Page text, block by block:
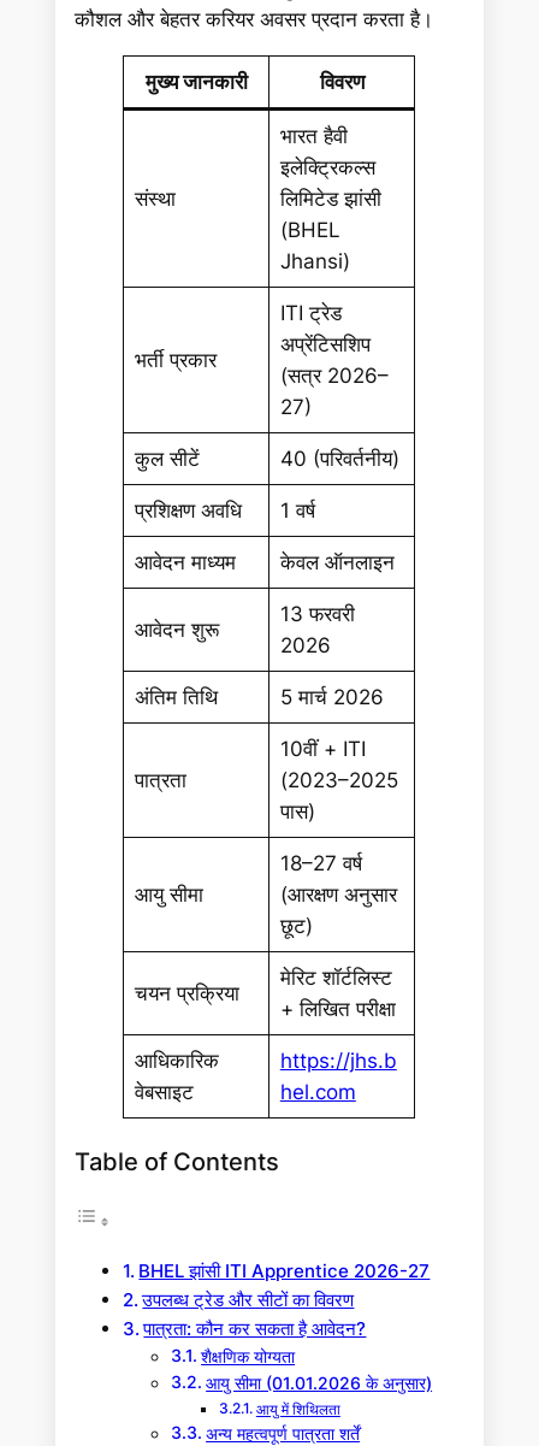
कौशल और बेहतर करियर अवसर प्रदान करता है।
मुख्य जानकारी विवरण
संस्था
भारत हैवी
इलेक्ट्रिकल्स
लिमिटेड झांसी
(BHEL
Jhansi)
भर्ती प्रकार
ITI ट्रेड
अप्रेंटिसशिप
(सत्र 2026–
27)
कुल सीटें 40 (परिवर्तनीय)
प्रशिक्षण अवधि 1 वर्ष
आवेदन माध्यम केवल ऑनलाइन
आवेदन शुरू
13 फरवरी
2026
अंतिम तिथि 5 मार्च 2026
पात्रता
10वीं + ITI
(2023–2025
पास)
आयु सीमा
18–27 वर्ष
(आरक्षण अनुसार
छूट)
चयन प्रक्रिया
मेरिट शॉर्टलिस्ट
+ लिखित परीक्षा
आधिकारिक
वेबसाइट
https://jhs.b
hel.com
Table of Contents
BHEL झांसी ITI Apprentice 2026-27
उपलब्ध ट्रेड और सीटों का विवरण
पात्रता: कौन कर सकता है आवेदन?
शैक्षणिक योग्यता
आयु सीमा (01.01.2026 के अनुसार)
आयु में शिथिलता
अन्य महत्वपूर्ण पात्रता शर्तें